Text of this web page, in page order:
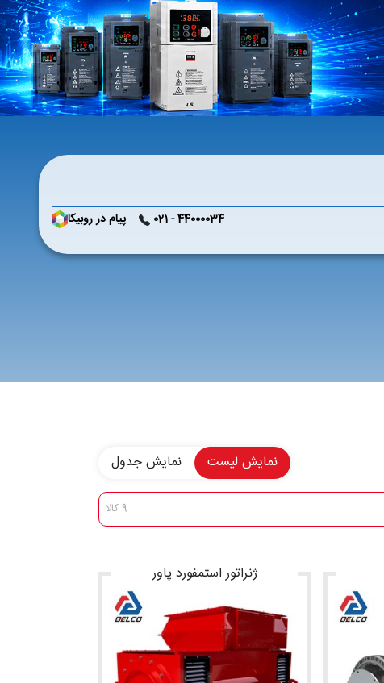
44000034 - 021 پیام در روبیکا
نمایش لیست نمایش جدول
9 کالا
ژنراتور استمفورد پاور